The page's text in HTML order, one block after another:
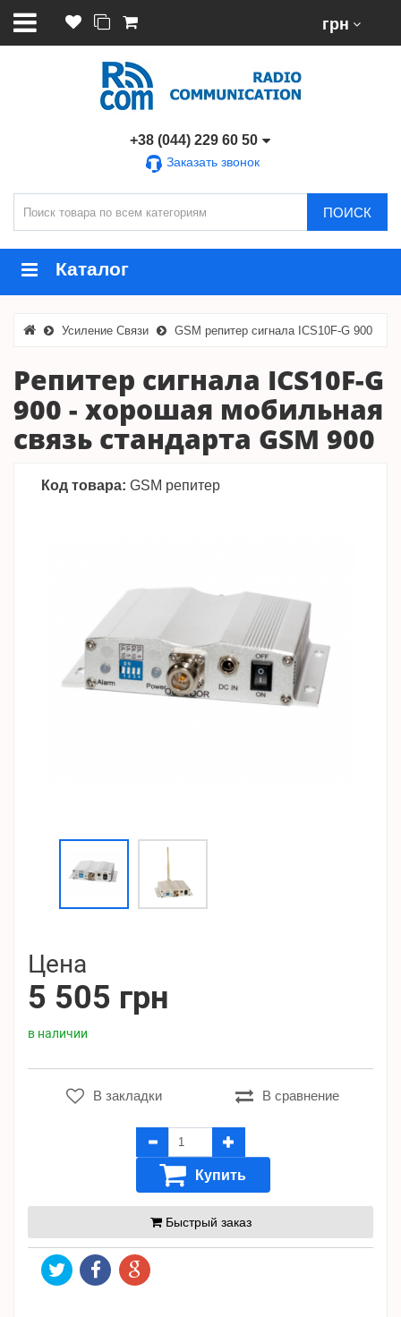
грн
+38 (044) 229 60 50
Заказать звонок
ПОИСК
Каталог
Усиление Связи GSM репитер сигнала ICS10F-G 900
Репитер сигнала ICS10F-G
900 - хорошая мобильная
связь стандарта GSM 900
Код товара: GSM репитер
Цена
5 505 грн
в наличии
В закладки В сравнение
Купить
Быстрый заказ